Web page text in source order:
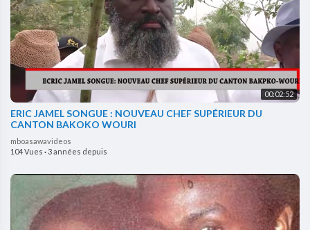
00:02:52
ERIC JAMEL SONGUE : NOUVEAU CHEF SUPÉRIEUR DU
CANTON BAKOKO WOURI
mboasawavideos
104 Vues ·3 années depuis